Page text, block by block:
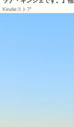
Kindleストア